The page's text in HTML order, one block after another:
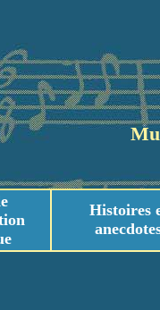
Histoires